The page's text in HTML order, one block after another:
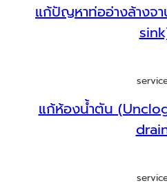
แก้ปัญหาท่ออ่างล้างจ
แก้ห้องน้ำตัน